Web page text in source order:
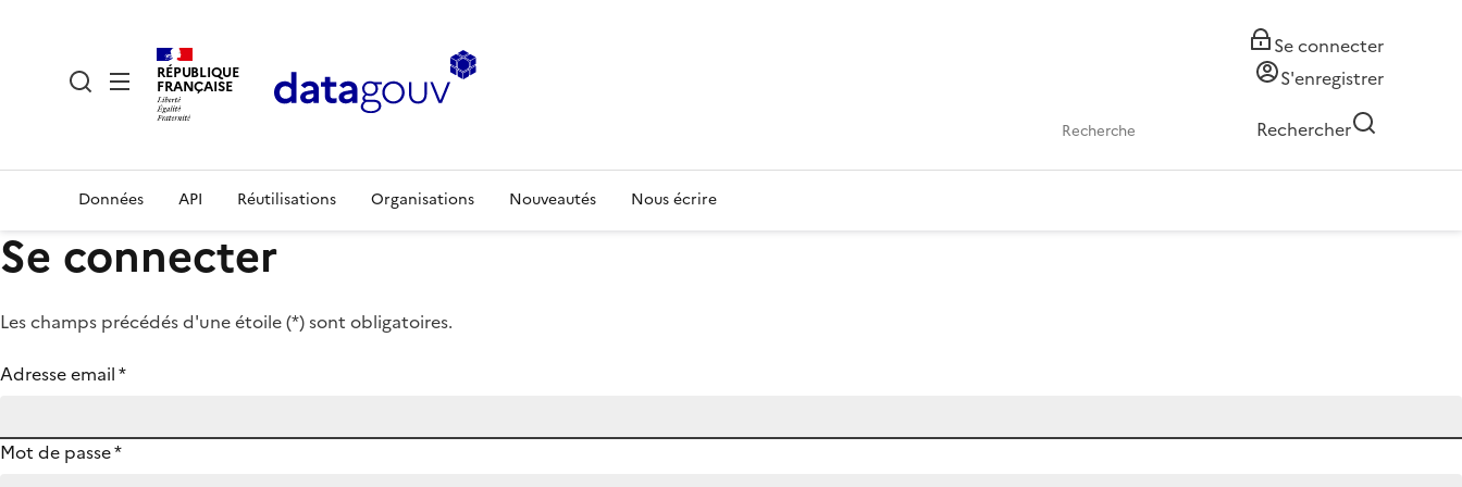
RÉPUBLIQUE
FRANÇAISE
Se connecter
S'enregistrer
Rechercher
Données API Réutilisations Organisations Nouveautés Nous écrire
Se connecter
Les champs précédés d'une étoile (*) sont obligatoires.
Adresse email*
Mot de passe*